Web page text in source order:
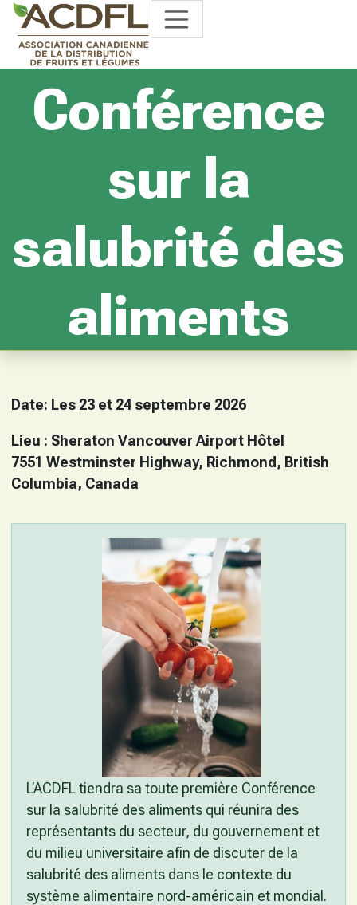
Conférence
sur la
salubrité des
aliments
Date: Les 23 et 24 septembre 2026
Lieu : Sheraton Vancouver Airport Hôtel
7551 Westminster Highway, Richmond, British
Columbia, Canada
L’ACDFL tiendra sa toute première Conférence
sur la salubrité des aliments qui réunira des
représentants du secteur, du gouvernement et
du milieu universitaire afin de discuter de la
salubrité des aliments dans le contexte du
système alimentaire nord-américain et mondial.